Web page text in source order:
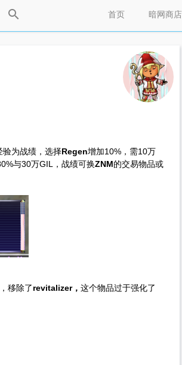
暗网商店
首页
验为战绩，选择Regen增加10%，需10万
与30万GIL，战绩可换ZNM的交易物品或
，移除了revitalizer， 这个物品过于强化了